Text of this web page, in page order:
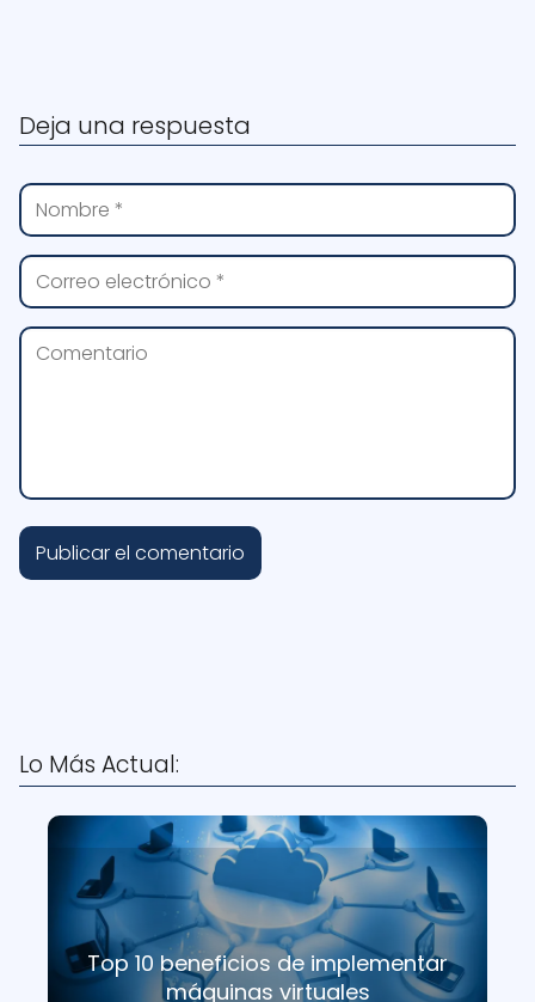
Deja una respuesta
Lo Más Actual:
Top 10 beneficios de implementar
máquinas virtuales